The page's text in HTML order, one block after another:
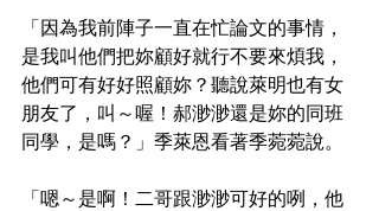
「因為我前陣子一直在忙論文的事情，
是我叫他們把妳顧好就行不要來煩我，
他們可有好好照顧妳？聽說萊明也有女
朋友了，叫～喔！郝渺渺還是妳的同班
同學，是嗎？」季萊恩看著季菀菀說。
「嗯～是啊！二哥跟渺渺可好的咧，他